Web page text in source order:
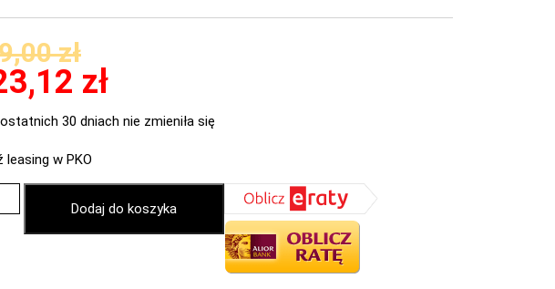
zł
zł
30 dniach nie zmieniła się
leasing w PKO
Dodaj do koszyka